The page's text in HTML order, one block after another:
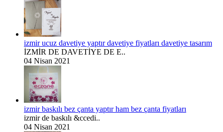
izmir ucuz davetiye yaptır davetiye fiyatları davetiye tasarım
İZMİR DE DAVETİYE DE E..
04 Nisan 2021
izmir baskılı bez çanta yaptır ham bez çanta fiyatları
izmir de baskılı &ccedi..
04 Nisan 2021